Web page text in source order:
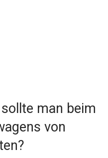
man beim
von